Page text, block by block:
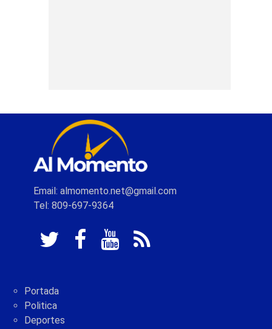
Email: almomento.net@gmail.com
Tel: 809-697-9364
Portada
Politica
Deportes